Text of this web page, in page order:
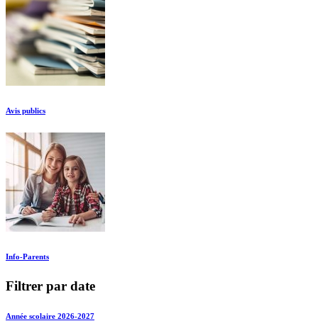
Avis publics
Info-Parents
Filtrer par date
Année scolaire 2026-2027